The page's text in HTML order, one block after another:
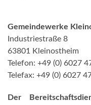
Gemeindewerke
Industriestraße 8
63801 Kleinostheim
Telefon: +49 (0) 6027
Telefax: +49 (0) 6027
Der